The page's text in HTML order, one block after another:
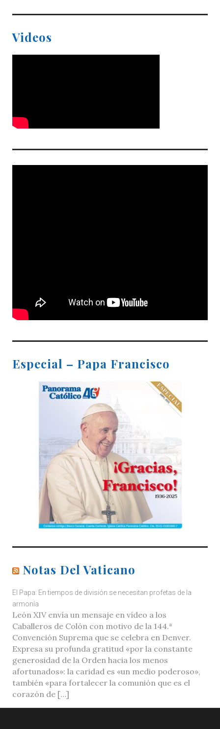
Videos
Especial – Papa Francisco
Notas Del Vaticano
El Papa: En tiempos de división se necesitan profetas de la
armonía
León XIV envía un mensaje en vídeo a los
Caballeros de Colón con motivo de la 144.ª
Convención Suprema que se celebra en Denver.
Expresa su profunda gratitud «por la constante
generosidad de la Orden hacia los menos
afortunados»: la caridad es «un medio poderoso»,
también «para fortalecer la comunión que es el
corazón de […]